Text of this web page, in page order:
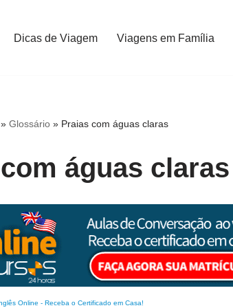
Dicas de Viagem Viagens em Família
» Glossário» Praias com águas claras
águas claras
Online - Receba o Certificado em Casa!